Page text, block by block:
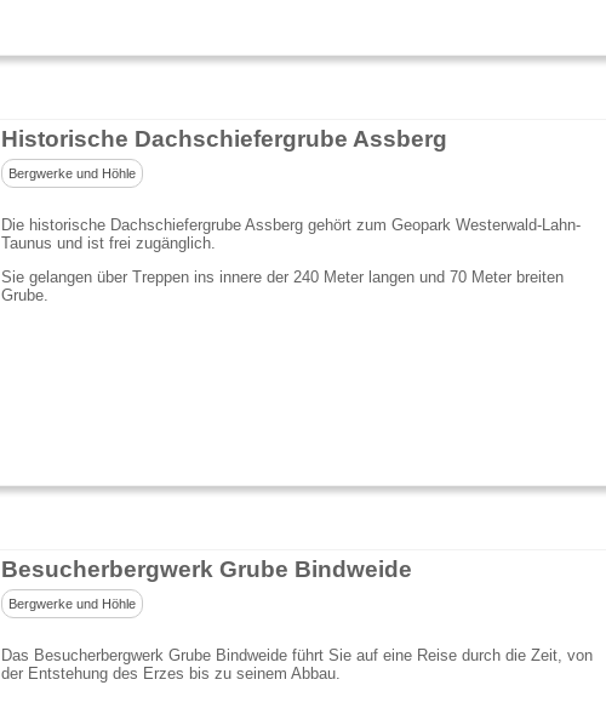
Historische Dachschiefergrube Assberg
Bergwerke und Höhle
Die historische Dachschiefergrube Assberg gehört zum Geopark Westerwald-Lahn-
Taunus und ist frei zugänglich.
Sie gelangen über Treppen ins innere der 240 Meter langen und 70 Meter breiten
Grube.
Besucherbergwerk Grube Bindweide
Bergwerke und Höhle
Das Besucherbergwerk Grube Bindweide führt Sie auf eine Reise durch die Zeit, von
der Entstehung des Erzes bis zu seinem Abbau.